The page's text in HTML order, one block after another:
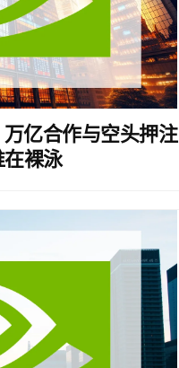
亿合作与空头押注
裸泳